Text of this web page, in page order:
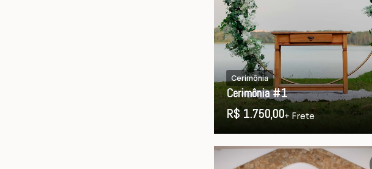
Cerimônia
Cerimônia #1
R$ 1.750,00+ Frete